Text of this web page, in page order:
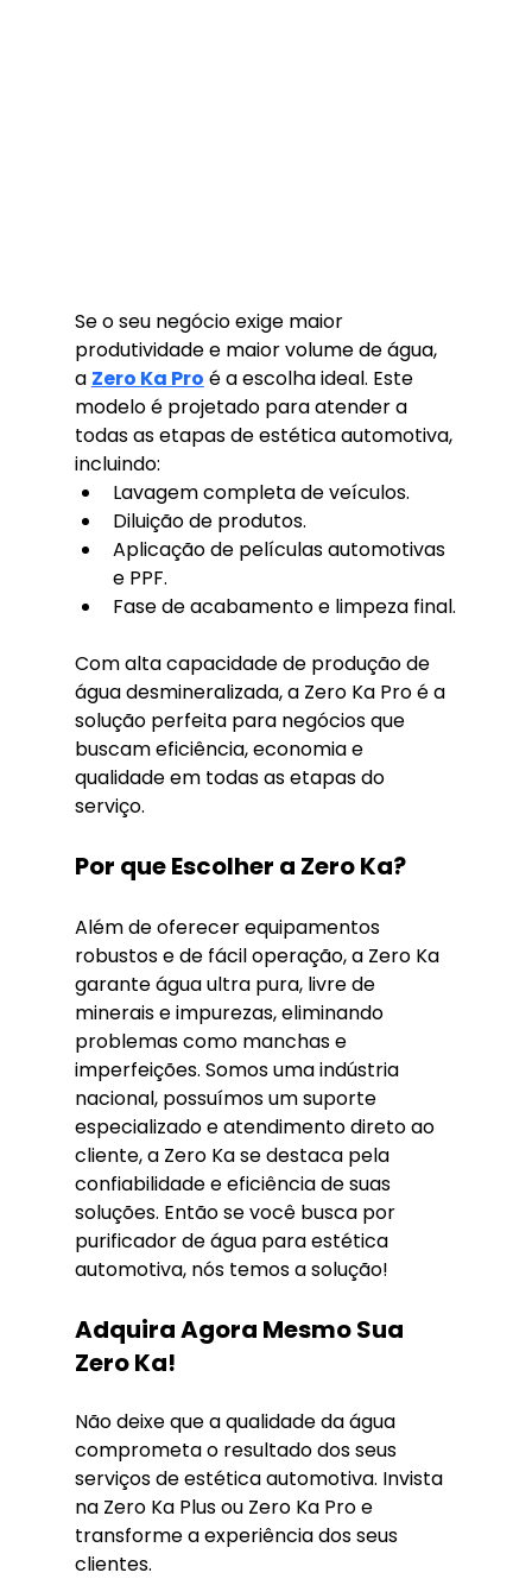
Se o seu negócio exige maior
produtividade e maior volume de água,
a Zero Ka Pro é a escolha ideal. Este
modelo é projetado para atender a
todas as etapas de estética automotiva,
incluindo:
Lavagem completa de veículos.
Diluição de produtos.
Aplicação de películas automotivas
e PPF.
Fase de acabamento e limpeza final.
Com alta capacidade de produção de
água desmineralizada, a Zero Ka Pro é a
solução perfeita para negócios que
buscam eficiência, economia e
qualidade em todas as etapas do
serviço.
Por que Escolher a Zero Ka?
Além de oferecer equipamentos
robustos e de fácil operação, a Zero Ka
garante água ultra pura, livre de
minerais e impurezas, eliminando
problemas como manchas e
imperfeições. Somos uma indústria
nacional, possuímos um suporte
especializado e atendimento direto ao
cliente, a Zero Ka se destaca pela
confiabilidade e eficiência de suas
soluções. Então se você busca por
purificador de água para estética
automotiva, nós temos a solução!
Adquira Agora Mesmo Sua
Zero Ka!
Não deixe que a qualidade da água
comprometa o resultado dos seus
serviços de estética automotiva. Invista
na Zero Ka Plus ou Zero Ka Pro e
transforme a experiência dos seus
clientes.